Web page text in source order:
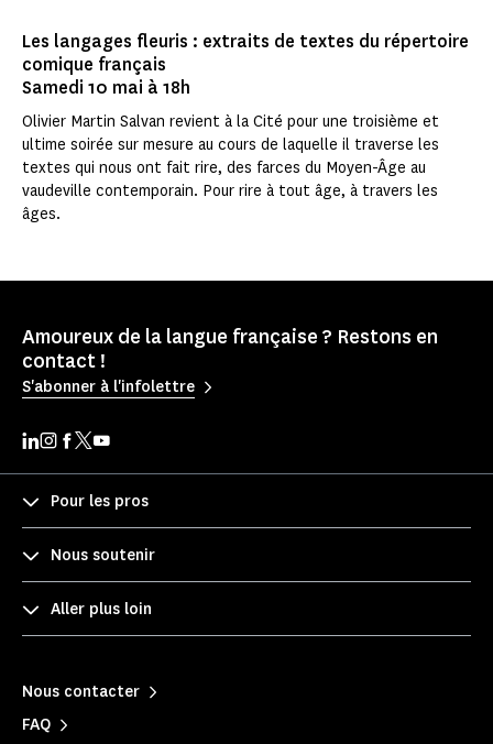
Les langages fleuris : extraits de textes du répertoire
comique français
Samedi 10 mai à 18h
Olivier Martin Salvan revient à la Cité pour une troisième et
ultime soirée sur mesure au cours de laquelle il traverse les
textes qui nous ont fait rire, des farces du Moyen-Âge au
vaudeville contemporain. Pour rire à tout âge, à travers les
âges.
Amoureux de la langue française ? Restons en
contact !
S'abonner à l'infolettre
Pour les pros
Nous soutenir
Aller plus loin
Nous contacter
FAQ